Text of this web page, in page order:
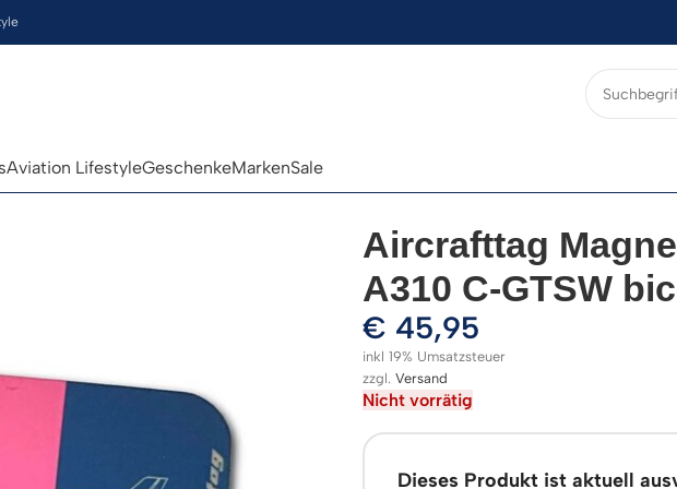
Aviation LifestyleGeschenkeMarkenSale
Aircrafttag
A310 C-GTSW
€ 45,95
inkl 19% Umsatzsteuer
zzgl. Versand
Nicht vorrätig
Dieses Produkt ist aktuell